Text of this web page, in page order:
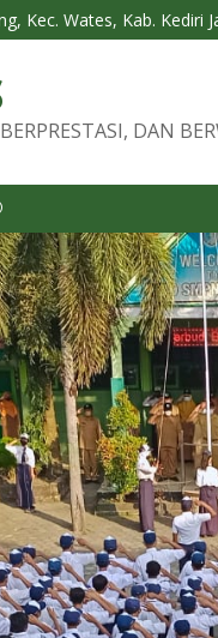
Kec. Wates, Kab. Kediri
DAN